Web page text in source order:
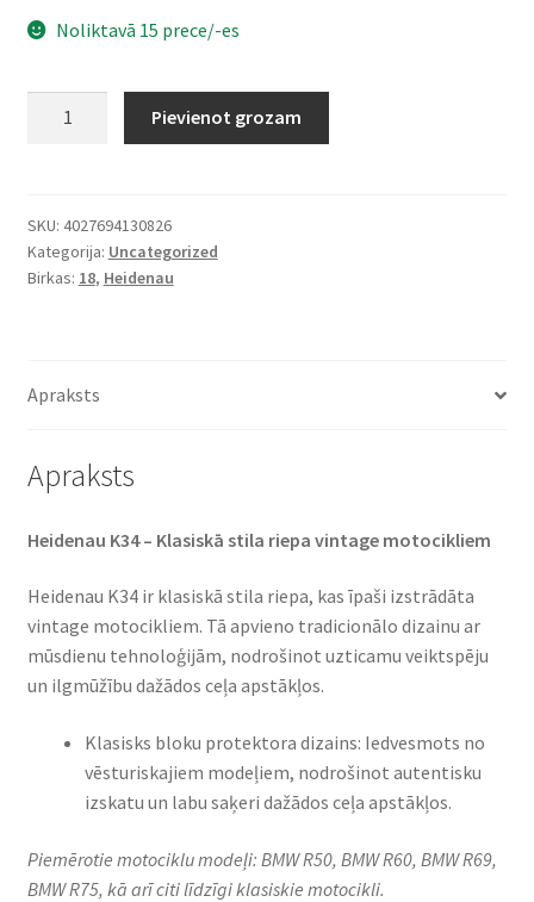
Noliktavā 15 prece/-es
-
18
62S
Pievienot grozam
SKU: 4027694130826
Kategorija: Uncategorized
Birkas: 18, Heidenau
Apraksts
Apraksts
Heidenau K34 – Klasiskā stila riepa vintage motocikliem
Heidenau K34 ir klasiskā stila riepa, kas īpaši izstrādāta
vintage motocikliem. Tā apvieno tradicionālo dizainu ar
mūsdienu tehnoloģijām, nodrošinot uzticamu veiktspēju
un ilgmūžību dažādos ceļa apstākļos.
Klasisks bloku protektora dizains: Iedvesmots no
vēsturiskajiem modeļiem, nodrošinot autentisku
izskatu un labu saķeri dažādos ceļa apstākļos.
Piemērotie motociklu modeļi: BMW R50, BMW R60, BMW R69,
BMW R75, kā arī citi līdzīgi klasiskie motocikli.